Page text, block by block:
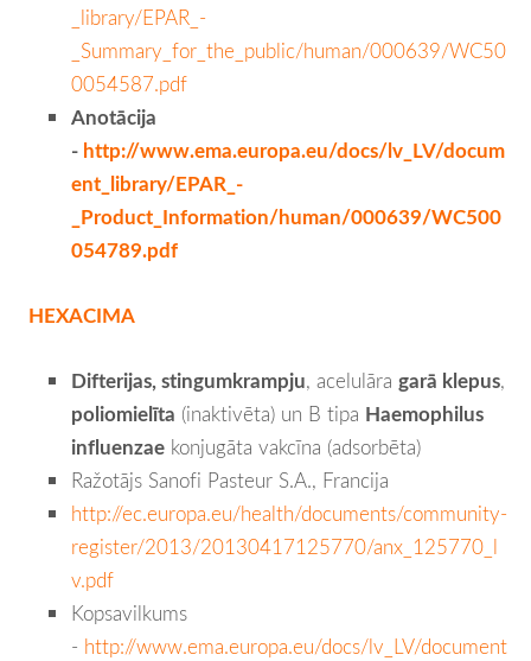
_library/EPAR_-
_Summary_for_the_public/human/000639/WC50
0054587.pdf
Anotācija
- http://www.ema.europa.eu/docs/lv_LV/docum
ent_library/EPAR_-
_Product_Information/human/000639/WC500
054789.pdf
HEXACIMA
Difterijas, stingumkrampju, acelulāra garā klepus,
poliomielīta (inaktivēta) un B tipa Haemophilus
influenzae konjugāta vakcīna (adsorbēta)
Ražotājs Sanofi Pasteur S.A., Francija
http://ec.europa.eu/health/documents/community-
register/2013/20130417125770/anx_125770_l
v.pdf
Kopsavilkums
- http://www.ema.europa.eu/docs/lv_LV/document